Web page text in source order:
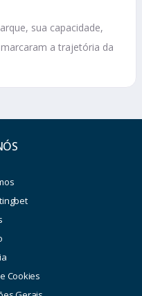
sua capacidade,
a trajetória da
Cookies